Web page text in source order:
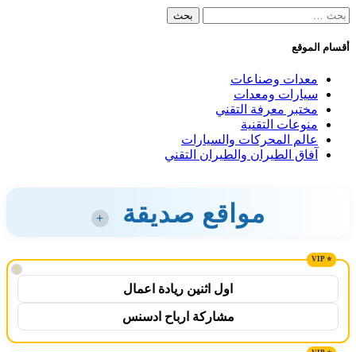
البحث
أقسام الموقع
معدات وصناعات
سيارات ومعدات
مختبر معرفة التقني
منوعات التقنية
عالم المحركات والسيارات
آفاق الطيران والطيران التقني
مواقع صديقة +
!
اول اثنين ريادة اعمال
مشاركة ارباح ادسنس